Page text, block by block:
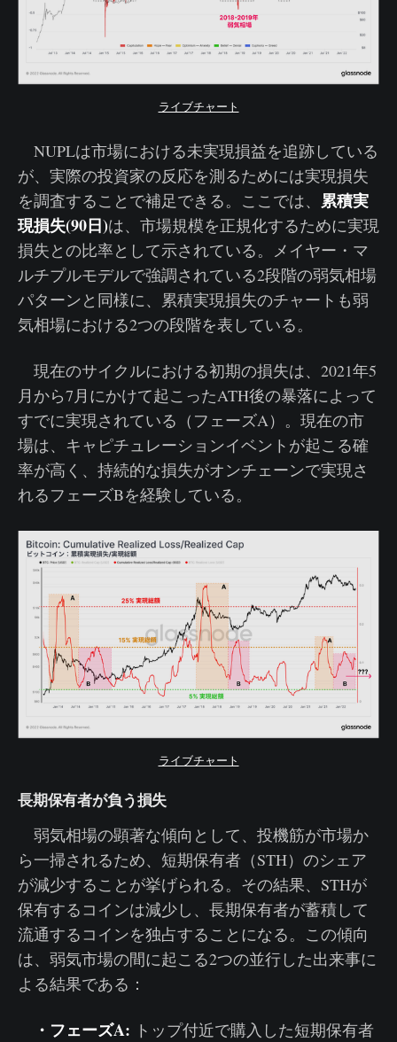
ライブチャート
NUPLは市場における未実現損益を追跡している
が、実際の投資家の反応を測るためには実現損失
を調査することで補足できる。ここでは、 累積実
現損失(90日)は、市場規模を正規化するために実現
損失との比率として示されている。メイヤー・マ
ルチプルモデルで強調されている2段階の弱気相場
パターンと同様に、累積実現損失のチャートも弱
気相場における2つの段階を表している。
現在のサイクルにおける初期の損失は、2021年5
月から7月にかけて起こったATH後の暴落によって
すでに実現されている（フェーズA）。現在の市
場は、キャピチュレーションイベントが起こる確
率が高く、持続的な損失がオンチェーンで実現さ
れるフェーズBを経験している。
ライブチャート
長期保有者が負う損失
弱気相場の顕著な傾向として、投機筋が市場か
ら一掃されるため、短期保有者（STH）のシェア
が減少することが挙げられる。その結果、STHが
保有するコインは減少し、長期保有者が蓄積して
流通するコインを独占することになる。この傾向
は、弱気市場の間に起こる2つの並行した出来事に
よる結果である：
・フェーズA: トップ付近で購入した短期保有者